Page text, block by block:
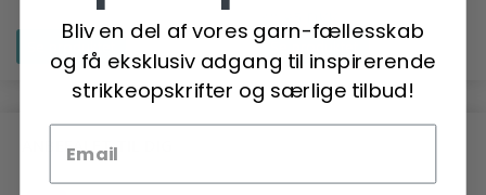
ANBEFALET TIL DIG
Bliv en del af vores garn-fællesskab
og få eksklusiv adgang til inspirerende
strikkeopskrifter og særlige tilbud!